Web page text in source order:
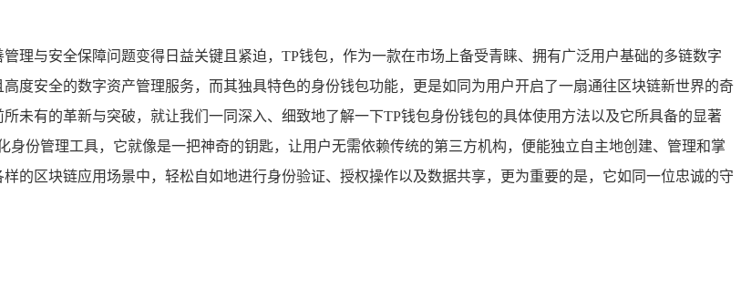
理与安全保障问题变得日益关键且紧迫，TP钱包，作为一款在市场上备受青睐、拥有广泛用户基础的多链数字
度安全的数字资产管理服务，而其独具特色的身份钱包功能，更是如同为用户开启了一扇通往区块链新世界的奇
未有的革新与突破，就让我们一同深入、细致地了解一下TP钱包身份钱包的具体使用方法以及它所具备的显著
份管理工具，它就像是一把神奇的钥匙，让用户无需依赖传统的第三方机构，便能独立自主地创建、管理和掌
的区块链应用场景中，轻松自如地进行身份验证、授权操作以及数据共享，更为重要的是，它如同一位忠诚的守